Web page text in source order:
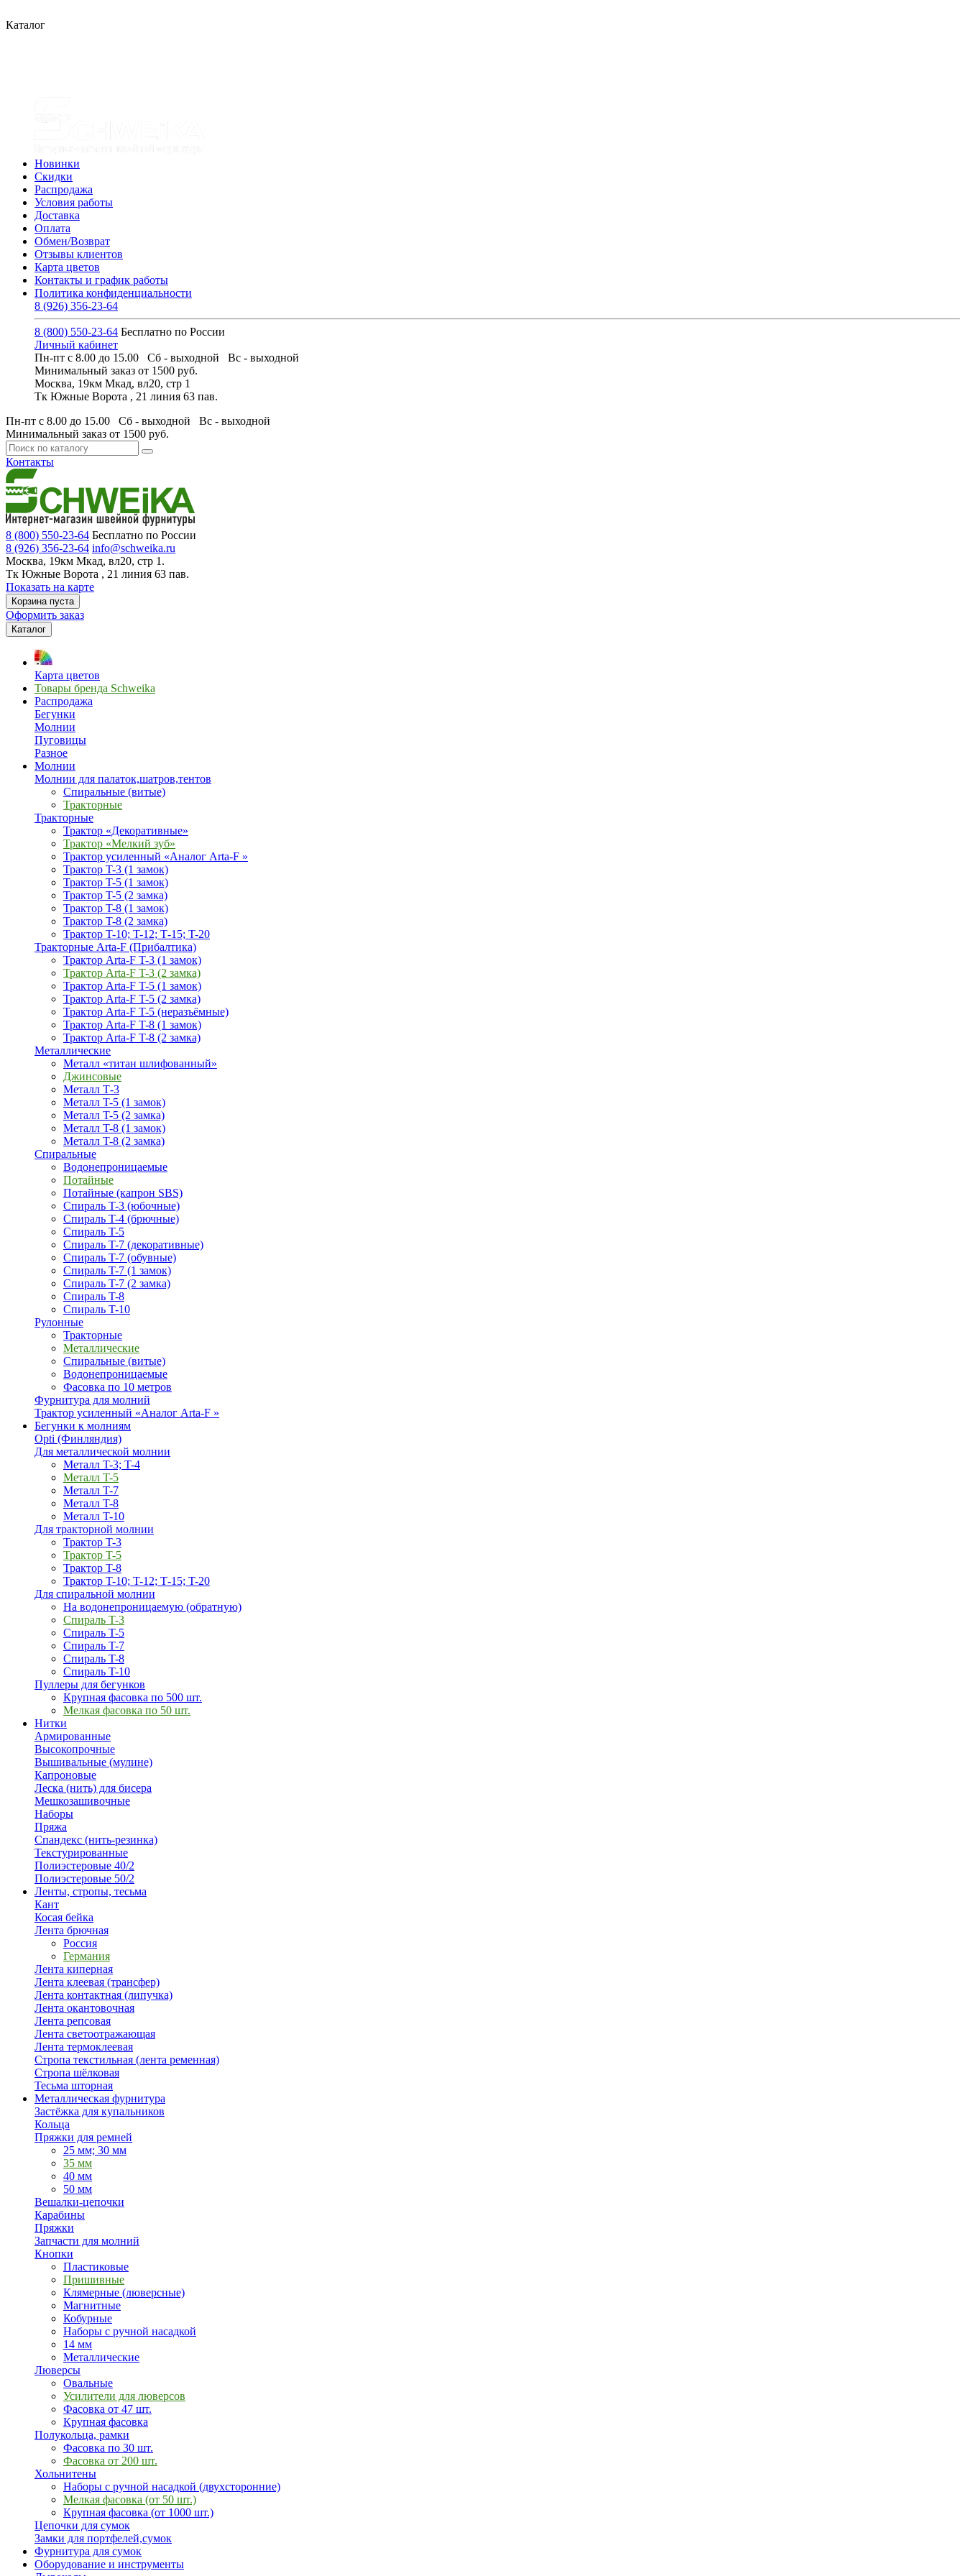
Каталог
Новинки
Скидки
Распродажа
Условия работы
Доставка
Оплата
Обмен/Возврат
Отзывы клиентов
Карта цветов
Контакты и график работы
Политика конфиденциальности
8 (926) 356-23-64
8 (800) 550-23-64 Бесплатно по России
Личный кабинет
Пн-пт с 8.00 до 15.00 Сб - выходной Вс - выходной
Минимальный заказ от 1500 руб.
Москва, 19км Мкад, вл20, стр 1
Тк Южные Ворота , 21 линия 63 пав.
Пн-пт с 8.00 до 15.00 Сб - выходной Вс - выходной
Минимальный заказ от 1500 руб.
Контакты
8 (800) 550-23-64 Бесплатно по России
8 (926) 356-23-64 info@schweika.ru
Москва, 19км Мкад, вл20, стр 1.
Тк Южные Ворота , 21 линия 63 пав.
Показать на карте
Корзина пуста
Оформить заказ
Каталог
Карта цветов
Товары бренда Schweika
Распродажа
Бегунки
Молнии
Пуговицы
Разное
Молнии
Молнии для палаток,шатров,тентов
Спиральные (витые)
Тракторные
Тракторные
Трактор «Декоративные»
Трактор «Мелкий зуб»
Трактор усиленный «Аналог Arta-F »
Трактор T-3 (1 замок)
Трактор T-5 (1 замок)
Трактор T-5 (2 замка)
Трактор T-8 (1 замок)
Трактор T-8 (2 замка)
Трактор T-10; T-12; Т-15; T-20
Тракторные Arta-F (Прибалтика)
Трактор Arta-F T-3 (1 замок)
Трактор Arta-F T-3 (2 замка)
Трактор Arta-F T-5 (1 замок)
Трактор Arta-F T-5 (2 замка)
Трактор Arta-F T-5 (неразъёмные)
Трактор Arta-F T-8 (1 замок)
Трактор Arta-F T-8 (2 замка)
Металлические
Металл «титан шлифованный»
Джинсовые
Металл Т-3
Металл T-5 (1 замок)
Металл T-5 (2 замка)
Металл T-8 (1 замок)
Металл T-8 (2 замка)
Спиральные
Водонепроницаемые
Потайные
Потайные (капрон SBS)
Спираль T-3 (юбочные)
Спираль T-4 (брючные)
Спираль T-5
Спираль T-7 (декоративные)
Спираль T-7 (обувные)
Спираль T-7 (1 замок)
Спираль T-7 (2 замка)
Спираль T-8
Спираль T-10
Рулонные
Тракторные
Металлические
Спиральные (витые)
Водонепроницаемые
Фасовка по 10 метров
Фурнитура для молний
Трактор усиленный «Аналог Arta-F »
Бегунки к молниям
Opti (Финляндия)
Для металлической молнии
Металл T-3; T-4
Металл T-5
Металл T-7
Металл T-8
Металл T-10
Для тракторной молнии
Трактор T-3
Трактор T-5
Трактор T-8
Трактор T-10; T-12; Т-15; T-20
Для спиральной молнии
На водонепроницаемую (обратную)
Спираль T-3
Спираль T-5
Спираль T-7
Спираль T-8
Спираль T-10
Пуллеры для бегунков
Крупная фасовка по 500 шт.
Мелкая фасовка по 50 шт.
Нитки
Армированные
Высокопрочные
Вышивальные (мулине)
Капроновые
Леска (нить) для бисера
Мешкозашивочные
Наборы
Пряжа
Спандекс (нить-резинка)
Текстурированные
Полиэстеровые 40/2
Полиэстеровые 50/2
Ленты, стропы, тесьма
Кант
Косая бейка
Лента брючная
Россия
Германия
Лента киперная
Лента клеевая (трансфер)
Лента контактная (липучка)
Лента окантовочная
Лента репсовая
Лента светоотражающая
Лента термоклеевая
Стропа текстильная (лента ременная)
Стропа шёлковая
Тесьма шторная
Металлическая фурнитура
Застёжка для купальников
Кольца
Пряжки для ремней
25 мм; 30 мм
35 мм
40 мм
50 мм
Вешалки-цепочки
Карабины
Пряжки
Запчасти для молний
Кнопки
Пластиковые
Пришивные
Клямерные (люверсные)
Магнитные
Кобурные
Наборы с ручной насадкой
14 мм
Металлические
Люверсы
Овальные
Усилители для люверсов
Фасовка от 47 шт.
Крупная фасовка
Полукольца, рамки
Фасовка по 30 шт.
Фасовка от 200 шт.
Хольнитены
Наборы с ручной насадкой (двухсторонние)
Мелкая фасовка (от 50 шт.)
Крупная фасовка (от 1000 шт.)
Цепочки для сумок
Замки для портфелей,сумок
Фурнитура для сумок
Оборудование и инструменты